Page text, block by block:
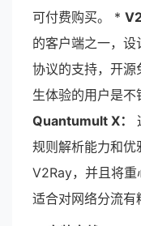
可付费购买。 *
的客户端之一，
协议的支持，开
生体验的用户是
Quantumult X：
规则解析能力和
V2Ray，并且将重
适合对网络分流有